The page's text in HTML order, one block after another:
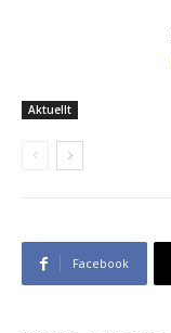
Aktuellt
Facebook